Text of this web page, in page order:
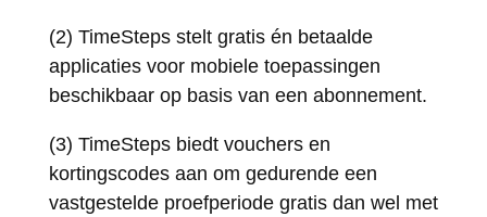
(2) TimeSteps stelt gratis én betaalde
applicaties voor mobiele toepassingen
beschikbaar op basis van een abonnement.
(3) TimeSteps biedt vouchers en
kortingscodes aan om gedurende een
vastgestelde proefperiode gratis dan wel met